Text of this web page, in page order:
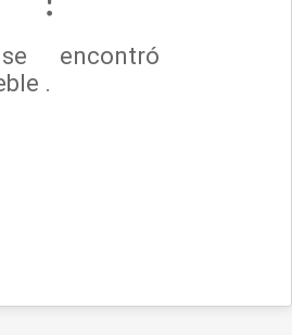
encontró
.